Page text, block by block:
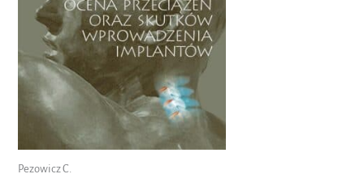
Pezowicz C.